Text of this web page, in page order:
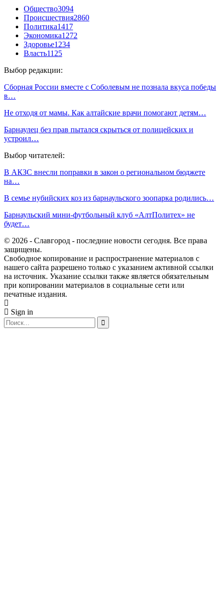
Общество3094
Происшествия2860
Политика1417
Экономика1272
Здоровье1234
Власть1125
Выбор редакции:
Сборная России вместе с Соболевым не познала вкуса победы
в…
Не отходя от мамы. Как алтайские врачи помогают детям…
Барнаулец без прав пытался скрыться от полицейских и
устроил…
Выбор читателей:
В АКЗС внесли поправки в закон о региональном бюджете
на…
В семье нубийских коз из барнаульского зоопарка родились…
Барнаульский мини-футбольный клуб «АлтПолитех» не
будет…
© 2026 - Славгород - последние новости сегодня. Все права
защищены.
Свободное копирование и распространение материалов с
нашего сайта разрешено только с указанием активной ссылки
на источник. Указание ссылки также является обязательным
при копировании материалов в социальные сети или
печатные издания.
Sign in